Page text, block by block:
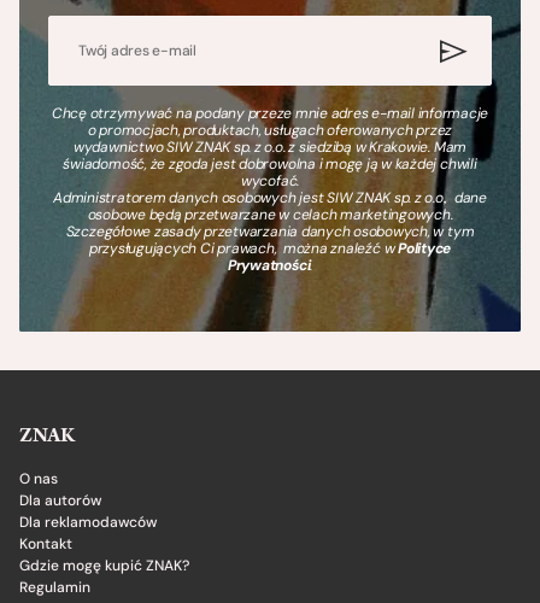
Chcę otrzymywać na podany przeze mnie adres e-mail informacje
o promocjach, produktach, usługach oferowanych przez
wydawnictwo SIW ZNAK sp. z o.o. z siedzibą w Krakowie. Mam
świadomość, że zgoda jest dobrowolna i mogę ją w każdej chwili
wycofać.
Administratorem danych osobowych jest SIW ZNAK sp. z o.o., dane
osobowe będą przetwarzane w celach marketingowych.
Szczegółowe zasady przetwarzania danych osobowych, w tym
przysługujących Ci prawach, można znaleźć wPolityce
Prywatności.
ZNAK
O nas
Dla autorów
Dla reklamodawców
Kontakt
Gdzie mogę kupić ZNAK?
Regulamin